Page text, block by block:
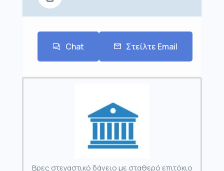
Chat Στείλτε Email
Βρες στεγαστικό δάνειο με σταθερό επιτόκιο